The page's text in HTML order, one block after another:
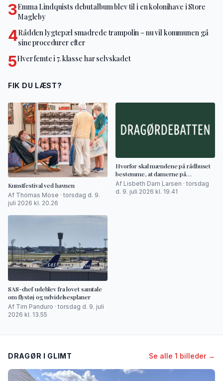
3Emma Lindquists debutalbum blev til i en kolonihave i Store
Magleby
4Rådden lygtepæl smadrede trampolin – nu vil kommunen gå
sine procedurer efter
5Hver femte i 7. klasse har selvskadet
FIK DU LÆST?
Kunstfestival ved havnen
Af Thomas Mose · torsdag d. 9.
juli 2026 kl. 20.26
Hvorfor skal mændene på rådhuset
bestemme, at damerne på
badeanstalten skal have tøj på?
Af Lisbeth Dam Larsen · torsdag
d. 9. juli 2026 kl. 19.41
SAS-chef udeblev fra lovet samtale
om flystøj og udvidelsesplaner
Af Tim Panduro · torsdag d. 9. juli
2026 kl. 13.55
DRAGØR I GLIMT Se alle 1 billeder →